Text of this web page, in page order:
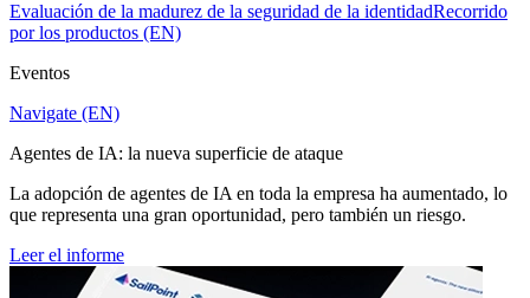
Evaluación de la madurez de la seguridad de la identidadRecorrido
por los productos (EN)
Eventos
Navigate (EN)
Agentes de IA: la nueva superficie de ataque
La adopción de agentes de IA en toda la empresa ha aumentado, lo
que representa una gran oportunidad, pero también un riesgo.
Leer el informe